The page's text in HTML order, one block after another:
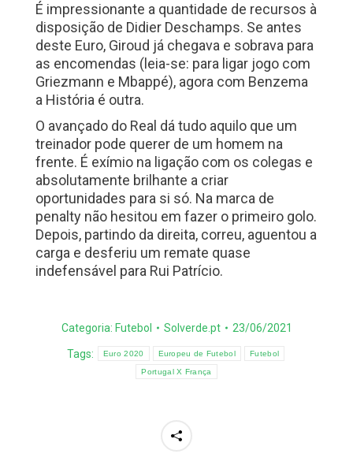
É impressionante a quantidade de recursos à
disposição de Didier Deschamps. Se antes
deste Euro, Giroud já chegava e sobrava para
as encomendas (leia-se: para ligar jogo com
Griezmann e Mbappé), agora com Benzema
a História é outra.
O avançado do Real dá tudo aquilo que um
treinador pode querer de um homem na
frente. É exímio na ligação com os colegas e
absolutamente brilhante a criar
oportunidades para si só. Na marca de
penalty não hesitou em fazer o primeiro golo.
Depois, partindo da direita, correu, aguentou a
carga e desferiu um remate quase
indefensável para Rui Patrício.
Categoria: Futebol Solverde.pt 23/06/2021
Tags: Euro 2020 Europeu de Futebol Futebol
Portugal X França